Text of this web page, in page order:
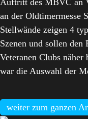
Auftritt des MBVC an
an der Oldtimermesse
Stellwände zeigen 4
Szenen und sollen
Veteranen Clubs
war die Auswahl der
weiter zum ganzen